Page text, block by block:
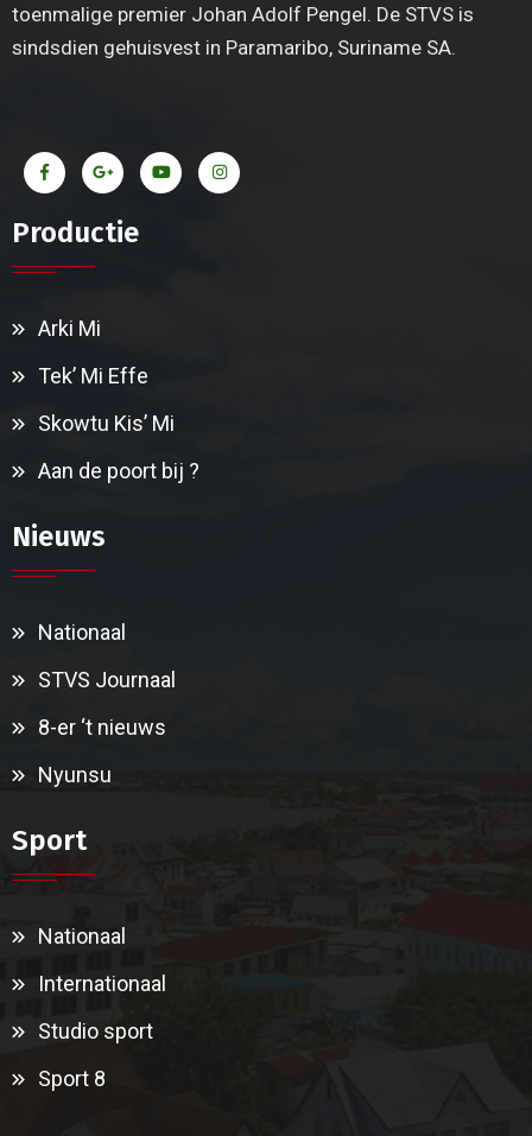
toenmalige premier Johan Adolf Pengel. De STVS is
sindsdien gehuisvest in Paramaribo, Suriname SA.
Productie
Arki Mi
Tek’ Mi Effe
Skowtu Kis’ Mi
Aan de poort bij ?
Nieuws
Nationaal
STVS Journaal
8-er ‘t nieuws
Nyunsu
Sport
Nationaal
Internationaal
Studio sport
Sport 8